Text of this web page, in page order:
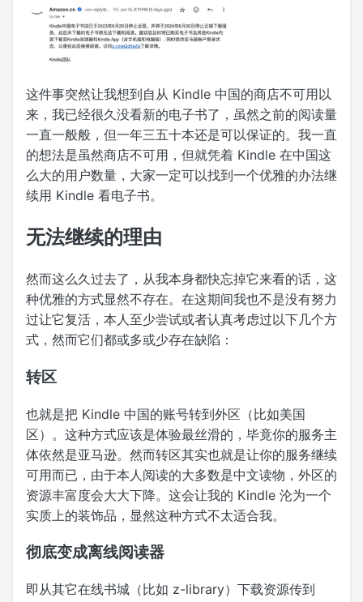
这件事突然让我想到自从 Kindle 中国的商店不可用以
来，我已经很久没看新的电子书了，虽然之前的阅读量
一直一般般，但一年三五十本还是可以保证的。我一直
的想法是虽然商店不可用，但就凭着 Kindle 在中国这
么大的用户数量，大家一定可以找到一个优雅的办法继
续用 Kindle 看电子书。
无法继续的理由
然而这么久过去了，从我本身都快忘掉它来看的话，这
种优雅的方式显然不存在。在这期间我也不是没有努力
过让它复活，本人至少尝试或者认真考虑过以下几个方
式，然而它们都或多或少存在缺陷：
转区
也就是把 Kindle 中国的账号转到外区（比如美国
区）。这种方式应该是体验最丝滑的，毕竟你的服务主
体依然是亚马逊。然而转区其实也就是让你的服务继续
可用而已，由于本人阅读的大多数是中文读物，外区的
资源丰富度会大大下降。这会让我的 Kindle 沦为一个
实质上的装饰品，显然这种方式不太适合我。
彻底变成离线阅读器
即从其它在线书城（比如 z-library）下载资源传到